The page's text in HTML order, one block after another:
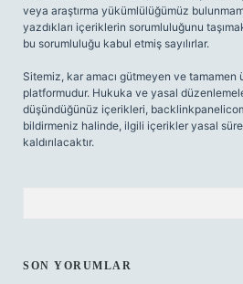
veya araştırma yükümlülüğümüz
yazdıkları içeriklerin sorumluluğunu
bu sorumluluğu kabul etmiş sayılırlar.
Sitemiz, kar amacı gütmeyen ve tamamen
platformudur. Hukuka ve yasal
düşündüğünüz içerikleri,
bildirmeniz halinde, ilgili içerikler yasal
kaldırılacaktır.
SON YORUMLAR